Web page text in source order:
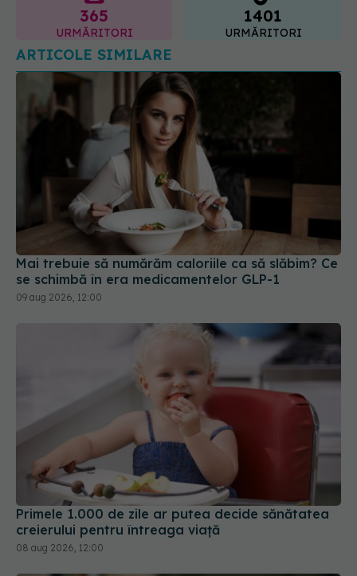
365
URMĂRITORI
1401
URMĂRITORI
ARTICOLE SIMILARE
Mai trebuie să numărăm caloriile ca să slăbim? Ce
se schimbă în era medicamentelor GLP-1
09 aug 2026, 12:00
Primele 1.000 de zile ar putea decide sănătatea
creierului pentru întreaga viață
08 aug 2026, 12:00